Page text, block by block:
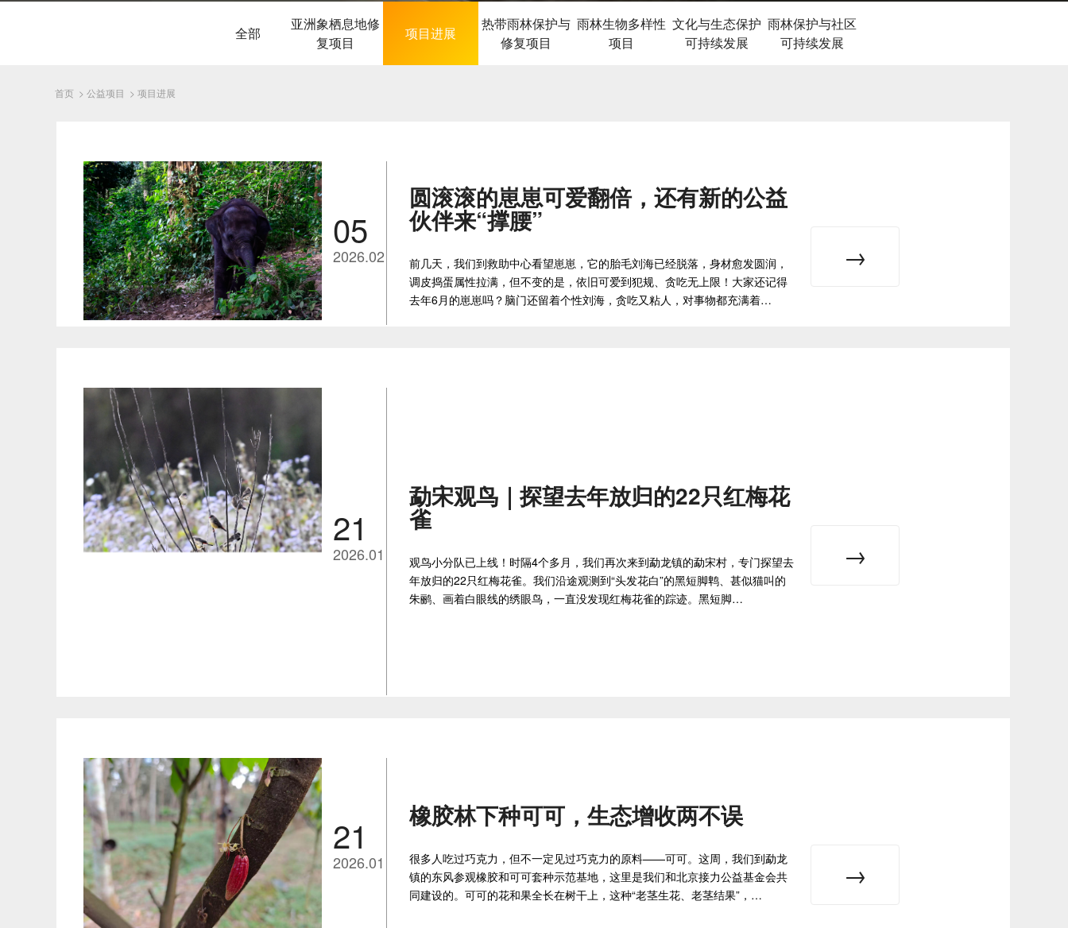
全部
亚洲象栖息地修
复项目
项目进展
热带雨林保护与
修复项目
雨林生物多样性
项目
文化与生态保护
可持续发展
雨林保护与社区
可持续发展
首页 > 公益项目 > 项目进展
05
2026.02
圆滚滚的崽崽可爱翻倍，还有新的公益
伙伴来“撑腰”
前几天，我们到救助中心看望崽崽，它的胎毛刘海已经脱落，身材愈发圆润，
调皮捣蛋属性拉满，但不变的是，依旧可爱到犯规、贪吃无上限！大家还记得
去年6月的崽崽吗？脑门还留着个性刘海，贪吃又粘人，对事物都充满着…
21
2026.01
勐宋观鸟｜探望去年放归的22只红梅花
雀
观鸟小分队已上线！时隔4个多月，我们再次来到勐龙镇的勐宋村，专门探望去
年放归的22只红梅花雀。我们沿途观测到“头发花白”的黑短脚鹎、甚似猫叫的
朱鹂、画着白眼线的绣眼鸟，一直没发现红梅花雀的踪迹。黑短脚…
21
2026.01
橡胶林下种可可，生态增收两不误
很多人吃过巧克力，但不一定见过巧克力的原料——可可。这周，我们到勐龙
镇的东风参观橡胶和可可套种示范基地，这里是我们和北京接力公益基金会共
同建设的。可可的花和果全长在树干上，这种“老茎生花、老茎结果”，…